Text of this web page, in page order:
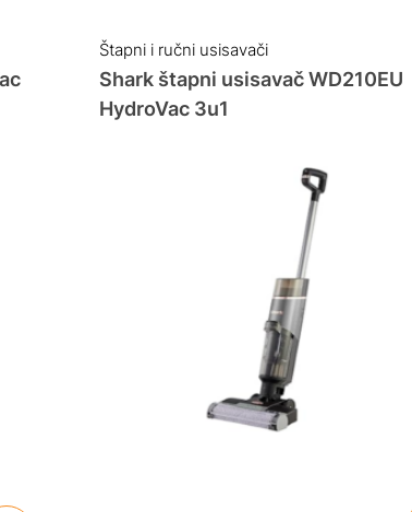
Štapni i ručni usisavači
Shark štapni usisavač WD210EU
HydroVac 3u1